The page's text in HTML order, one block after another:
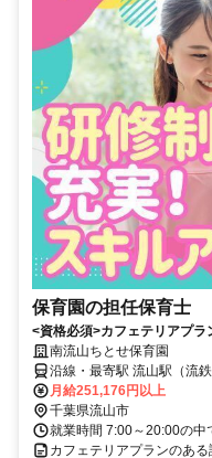
保育園の担任保育士
<資格必須>カフェテリアプ
厚生／産休・育休を取りやす
南流山ちとせ保育園
沿線・最寄駅 流山駅（流
山セントラルパーク駅（つ
月給251,176円以上
千葉県流山市
就業時間 7:00～20:00の中
カフェテリアプランのあ